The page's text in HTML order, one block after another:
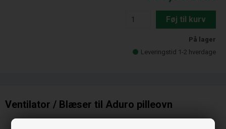
Føj til kurv
På lager
Leveringstid 1-2 hverdage
Ventilator / Blæser til Aduro pilleovn